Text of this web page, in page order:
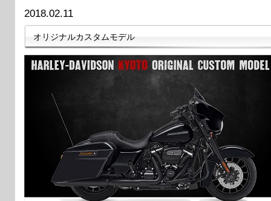
2018.02.11
オリジナルカスタムモデル